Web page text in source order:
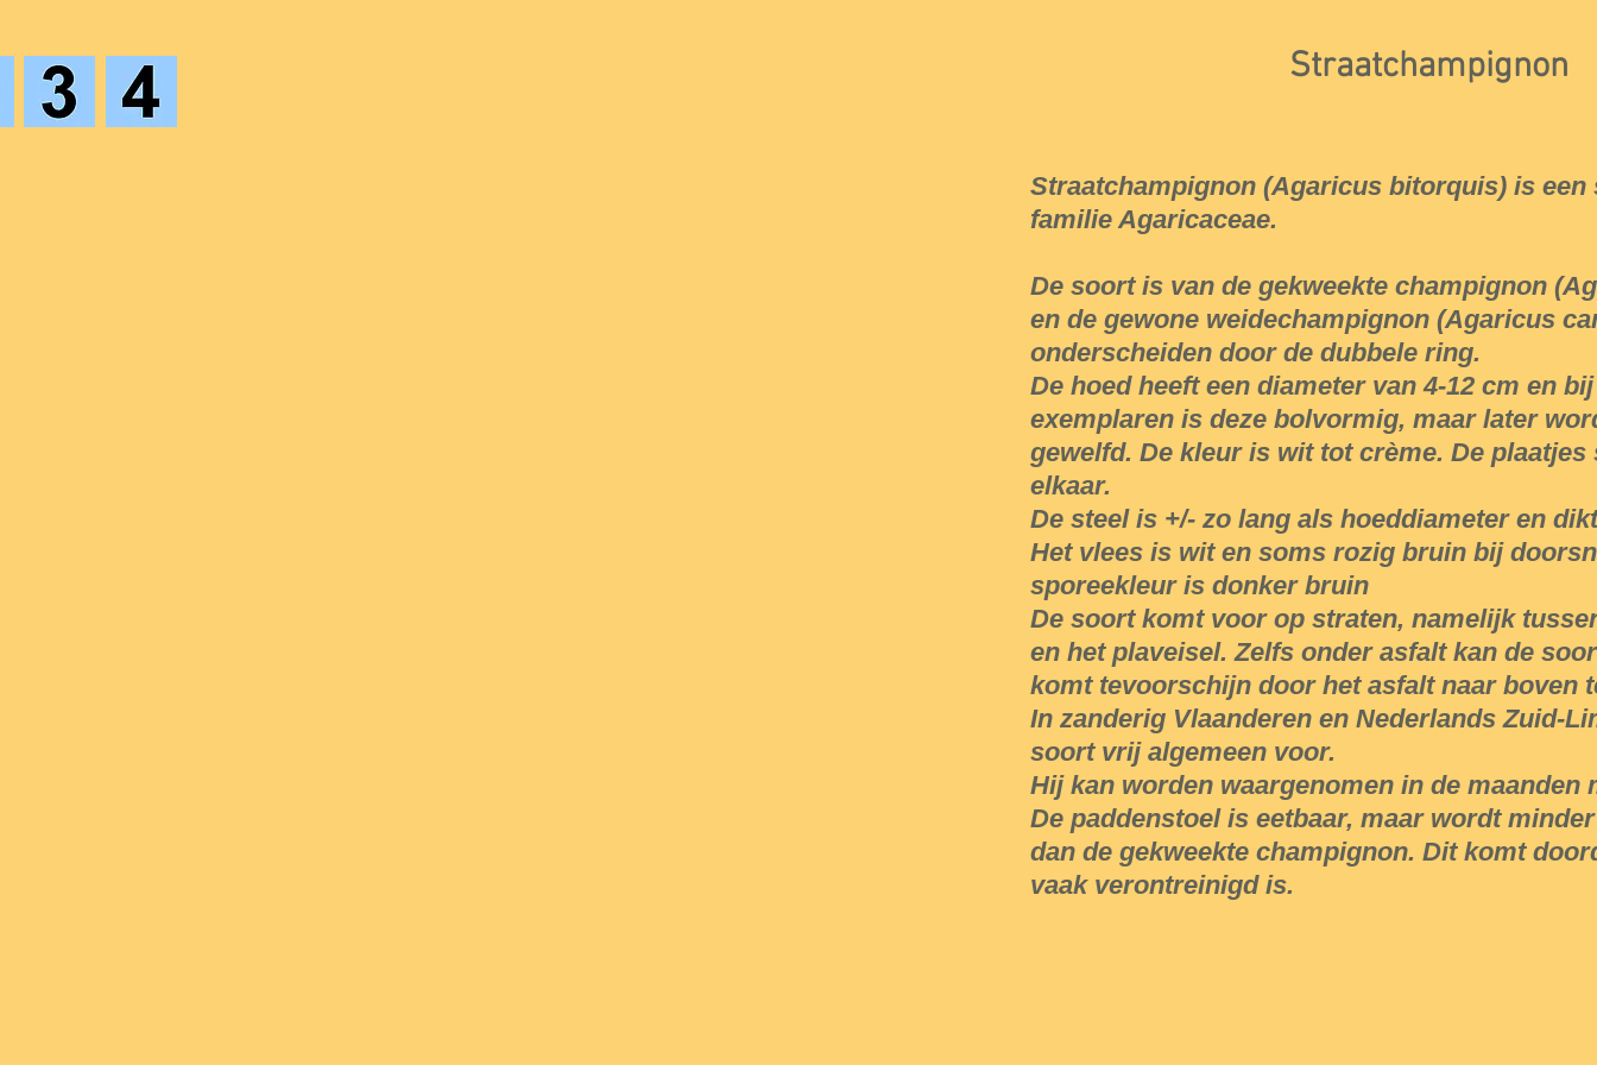
Straatchampignon
Straatchampignon (Agaricus bitorquis) is een
familie Agaricaceae.
De soort is van de gekweekte champignon
en de gewone weidechampignon (Agaricus
onderscheiden door de dubbele ring.
De hoed heeft een diameter van 4-12 cm en
exemplaren is deze bolvormig, maar later
gewelfd. De kleur is wit tot crème. De
elkaar.
De steel is +/- zo lang als hoeddiameter en
Het vlees is wit en soms rozig bruin bij
sporeekleur is donker bruin
De soort komt voor op straten, namelijk
en het plaveisel. Zelfs onder asfalt kan de
komt tevoorschijn door het asfalt naar boven
In zanderig Vlaanderen en Nederlands Zuid-
soort vrij algemeen voor.
Hij kan worden waargenomen in de maanden
De paddenstoel is eetbaar, maar wordt
dan de gekweekte champignon. Dit komt
vaak verontreinigd is.